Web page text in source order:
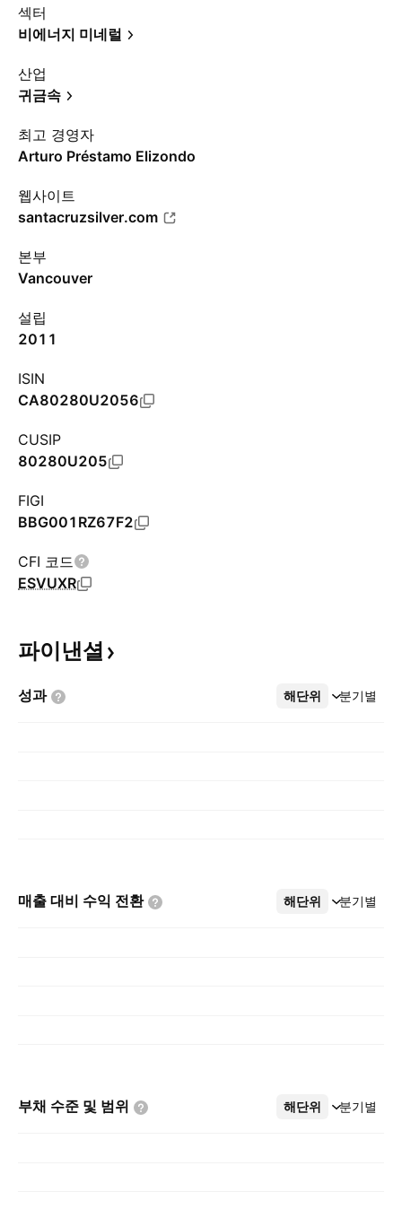
섹터
비에너지 미네럴
산업
귀금속
최고 경영자
Arturo Préstamo Elizondo
웹사이트
santacruzsilver.com
본부
Vancouver
설립
2011
ISIN
CA80280U2056
CUSIP
80280U205
FIGI
BBG001RZ67F2
CFI 코드
ESVUXR
파이낸셜
성과 해단위 분기별
더보기
매출 대비 수익 전환 해단위 분기별
더보기
부채 수준 및 범위 해단위 분기별
더보기